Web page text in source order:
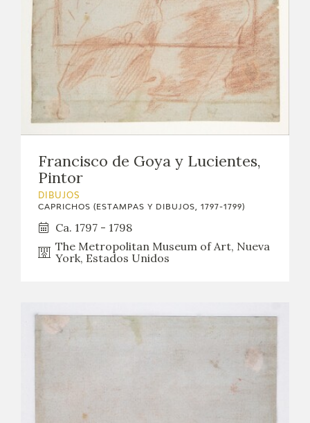
TIENDA ONLINE
FICHAS ARASAAC
Francisco de Goya y Lucientes,
Pintor
DIBUJOS
CAPRICHOS (ESTAMPAS Y DIBUJOS, 1797-1799)
Ca. 1797 - 1798
The Metropolitan Museum of Art, Nueva
York, Estados Unidos